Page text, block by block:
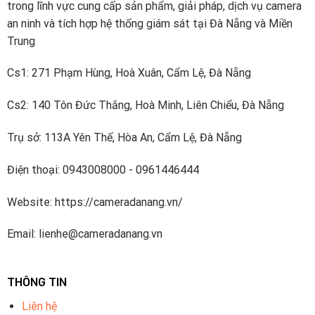
Viện Chip và Viện đám mây video và một nhóm R & D
phần mềm và các công nghệ khác. Dahua đã đăng ký
ninh hàng đầu thế giới được xếp hạng bởi A&S
trong lĩnh vực cung cấp sản phẩm, giải pháp, dịch vụ camera
an ninh và tích hợp hệ thống giám sát tại Đà Nẵng và Miền
Trung
Cs1: 271 Phạm Hùng, Hoà Xuân, Cẩm Lệ, Đà Nẵng
Cs2: 140 Tôn Đức Thắng, Hoà Minh, Liên Chiểu, Đà Nẵng
Trụ sở: 113A Yên Thế, Hòa An, Cẩm Lệ, Đà Nẵng
Điện thoại: 0943008000 - 0961446444
Website: https://cameradanang.vn/
Email: lienhe@cameradanang.vn
THÔNG TIN
Liên hệ